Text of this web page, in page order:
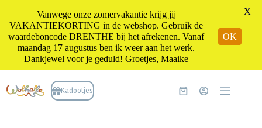
naar
de
Kadootjes Winkelwagen
Vanwege onze zomervakantie krijg jij
VAKANTIEKORTING in de webshop. Gebruik de
waardeboncode DRENTHE bij het afrekenen. Vanaf
maandag 17 augustus ben ik weer aan het werk.
Dankjewel voor je geduld! Groetjes, Maaike
OK
X